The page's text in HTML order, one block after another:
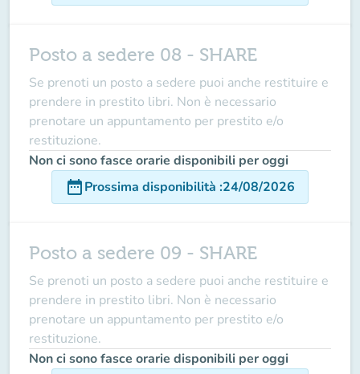
Posto a sedere 08 - SHARE
Se prenoti un posto a sedere puoi anche restituire e
prendere in prestito libri. Non è necessario
prenotare un appuntamento per prestito e/o
restituzione.
Non ci sono fasce orarie disponibili per oggi
date_rangeProssima disponibilità :24/08/2026
Posto a sedere 09 - SHARE
Se prenoti un posto a sedere puoi anche restituire e
prendere in prestito libri. Non è necessario
prenotare un appuntamento per prestito e/o
restituzione.
Non ci sono fasce orarie disponibili per oggi